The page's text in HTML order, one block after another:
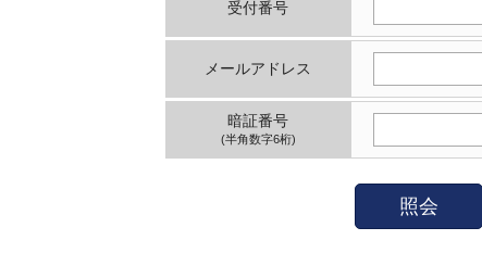
受付番号
メールアドレス
暗証番号
(半角数字6桁)
照会